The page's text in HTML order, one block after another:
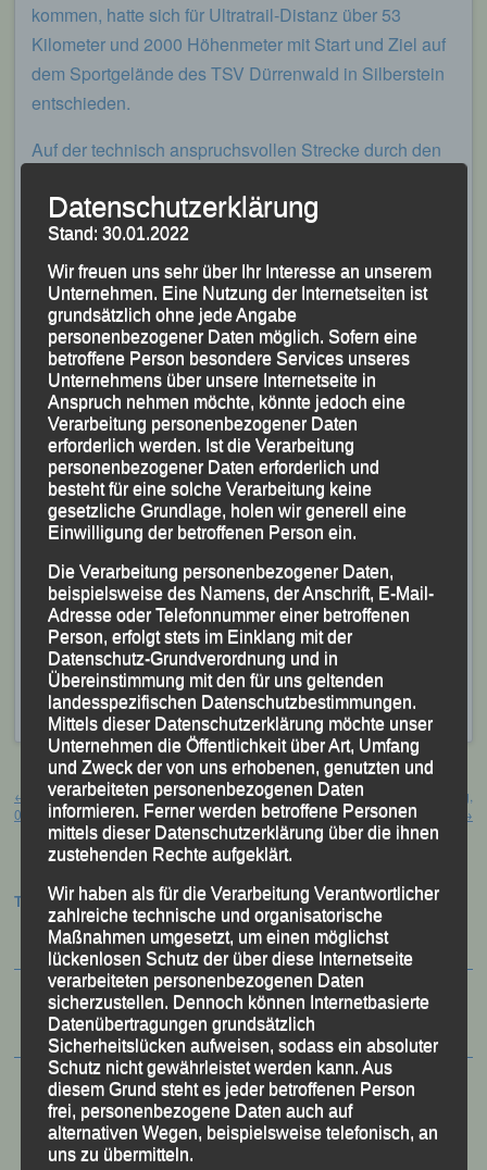
kommen, hatte sich für Ultratrail-Distanz über 53
Kilometer und 2000 Höhenmeter mit Start und Ziel auf
dem Sportgelände des TSV Dürrenwald in Silberstein
entschieden.
Auf der technisch anspruchsvollen Strecke durch den
Schotterwege mit diversen steilen Anstiegen und
„knackigen“ Downhill-Passagen.
Zu Beginn des Rennens lief der Bayerische Meister im
Ultratrail noch in einer Dreiergruppe, konnte sich aber
dann beim ersten längeren Anstieg entscheidend
absetzten und seinen Vorsprung kontinuierlich
ausbauen.
Mit neuen Streckenrekord von 5:26:44 Stunden holte er
sich letztlich den Gesamtsieg vor dem Thüringer Rico
Nehls aus Gleichamberg und dem Mittelfranken Jörg
Weglöhner vom TSV Greding.
Nach Ende des Rennens zeigte sich Alex Sellner sehr
zufrieden mit seiner Leistung und meinte, „dass die
Form für die Deutschen Titelkämpfe stimme!“
VeröffentlichtinAktuelles,Archiv 2023|Markiert mit
Frankenwaldtrail“ - Silberstein/Geroldsgrün,4.
Frankenwaldtrail,Alex Sellner
Beitragsnavigation
←
„41. Mondseer Lauftag“ – Mondsee,
03.06.2023
„19. Altöttinger Dultlauf“ – Altötting,
11.06.2023
→
Termine:
Datenschutzerklärung
Stand: 30.01.2022
Wir freuen uns sehr über Ihr Interesse an unserem
Unternehmen. Eine Nutzung der Internetseiten ist
grundsätzlich ohne jede Angabe
personenbezogener Daten möglich. Sofern eine
betroffene Person besondere Services unseres
Unternehmens über unsere Internetseite in
Anspruch nehmen möchte, könnte jedoch eine
Verarbeitung personenbezogener Daten
erforderlich werden. Ist die Verarbeitung
personenbezogener Daten erforderlich und
besteht für eine solche Verarbeitung keine
gesetzliche Grundlage, holen wir generell eine
Einwilligung der betroffenen Person ein.
Die Verarbeitung personenbezogener Daten,
beispielsweise des Namens, der Anschrift, E-Mail-
Adresse oder Telefonnummer einer betroffenen
Person, erfolgt stets im Einklang mit der
Datenschutz-Grundverordnung und in
Übereinstimmung mit den für uns geltenden
landesspezifischen Datenschutzbestimmungen.
Mittels dieser Datenschutzerklärung möchte unser
Unternehmen die Öffentlichkeit über Art, Umfang
und Zweck der von uns erhobenen, genutzten und
verarbeiteten personenbezogenen Daten
informieren. Ferner werden betroffene Personen
mittels dieser Datenschutzerklärung über die ihnen
zustehenden Rechte aufgeklärt.
Wir haben als für die Verarbeitung Verantwortlicher
zahlreiche technische und organisatorische
Maßnahmen umgesetzt, um einen möglichst
lückenlosen Schutz der über diese Internetseite
verarbeiteten personenbezogenen Daten
sicherzustellen. Dennoch können Internetbasierte
Datenübertragungen grundsätzlich
Sicherheitslücken aufweisen, sodass ein absoluter
Schutz nicht gewährleistet werden kann. Aus
diesem Grund steht es jeder betroffenen Person
frei, personenbezogene Daten auch auf
alternativen Wegen, beispielsweise telefonisch, an
uns zu übermitteln.